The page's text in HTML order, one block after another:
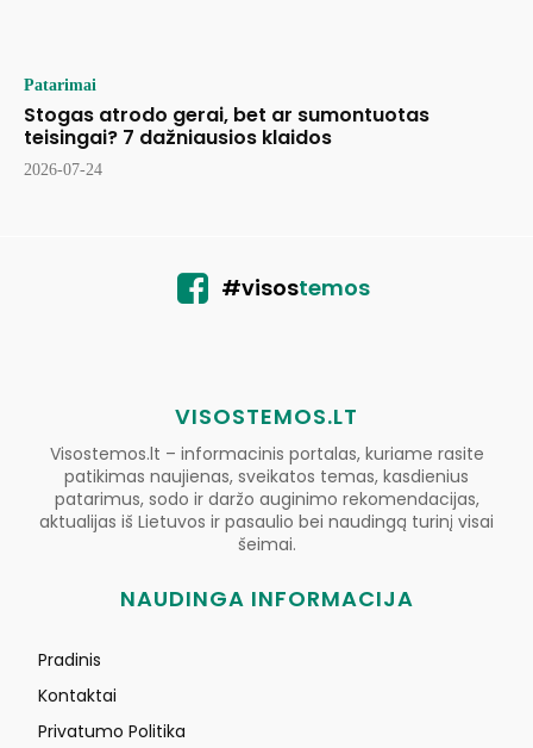
Patarimai
Stogas atrodo gerai, bet ar sumontuotas
teisingai? 7 dažniausios klaidos
2026-07-24
#visostemos
VISOSTEMOS.LT
Visostemos.lt – informacinis portalas, kuriame rasite
patikimas naujienas, sveikatos temas, kasdienius
patarimus, sodo ir daržo auginimo rekomendacijas,
aktualijas iš Lietuvos ir pasaulio bei naudingą turinį visai
šeimai.
NAUDINGA INFORMACIJA
Pradinis
Kontaktai
Privatumo Politika